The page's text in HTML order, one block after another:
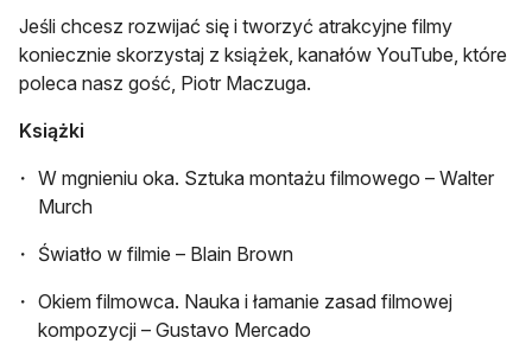
Jeśli chcesz rozwijać się i tworzyć atrakcyjne filmy
koniecznie skorzystaj z książek, kanałów YouTube, które
poleca nasz gość, Piotr Maczuga.
Książki
W mgnieniu oka. Sztuka montażu filmowego – Walter
Murch
Światło w filmie – Blain Brown
Okiem filmowca. Nauka i łamanie zasad filmowej
kompozycji – Gustavo Mercado